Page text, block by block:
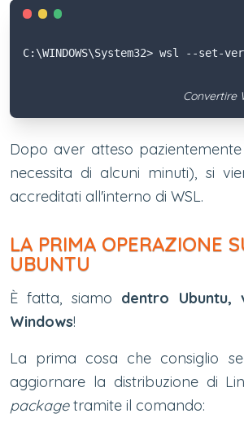
C:\WINDOWS\System32> wsl --set-
Convertire
Dopo aver atteso
necessita di alcuni minuti), si
accreditati all'interno di WSL.
LA PRIMA OPERAZIONE
UBUNTU
È fatta, siamo dentro Ubuntu,
Windows!
La prima cosa che consiglio
aggiornare la distribuzione di
packagetramite il comando: